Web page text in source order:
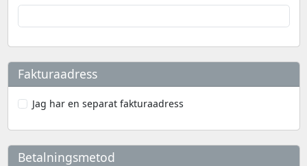
Fakturaadress
Jag har en separat fakturaadress
Betalningsmetod